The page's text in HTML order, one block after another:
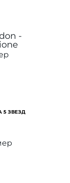
-
5 ЗВЕЗД